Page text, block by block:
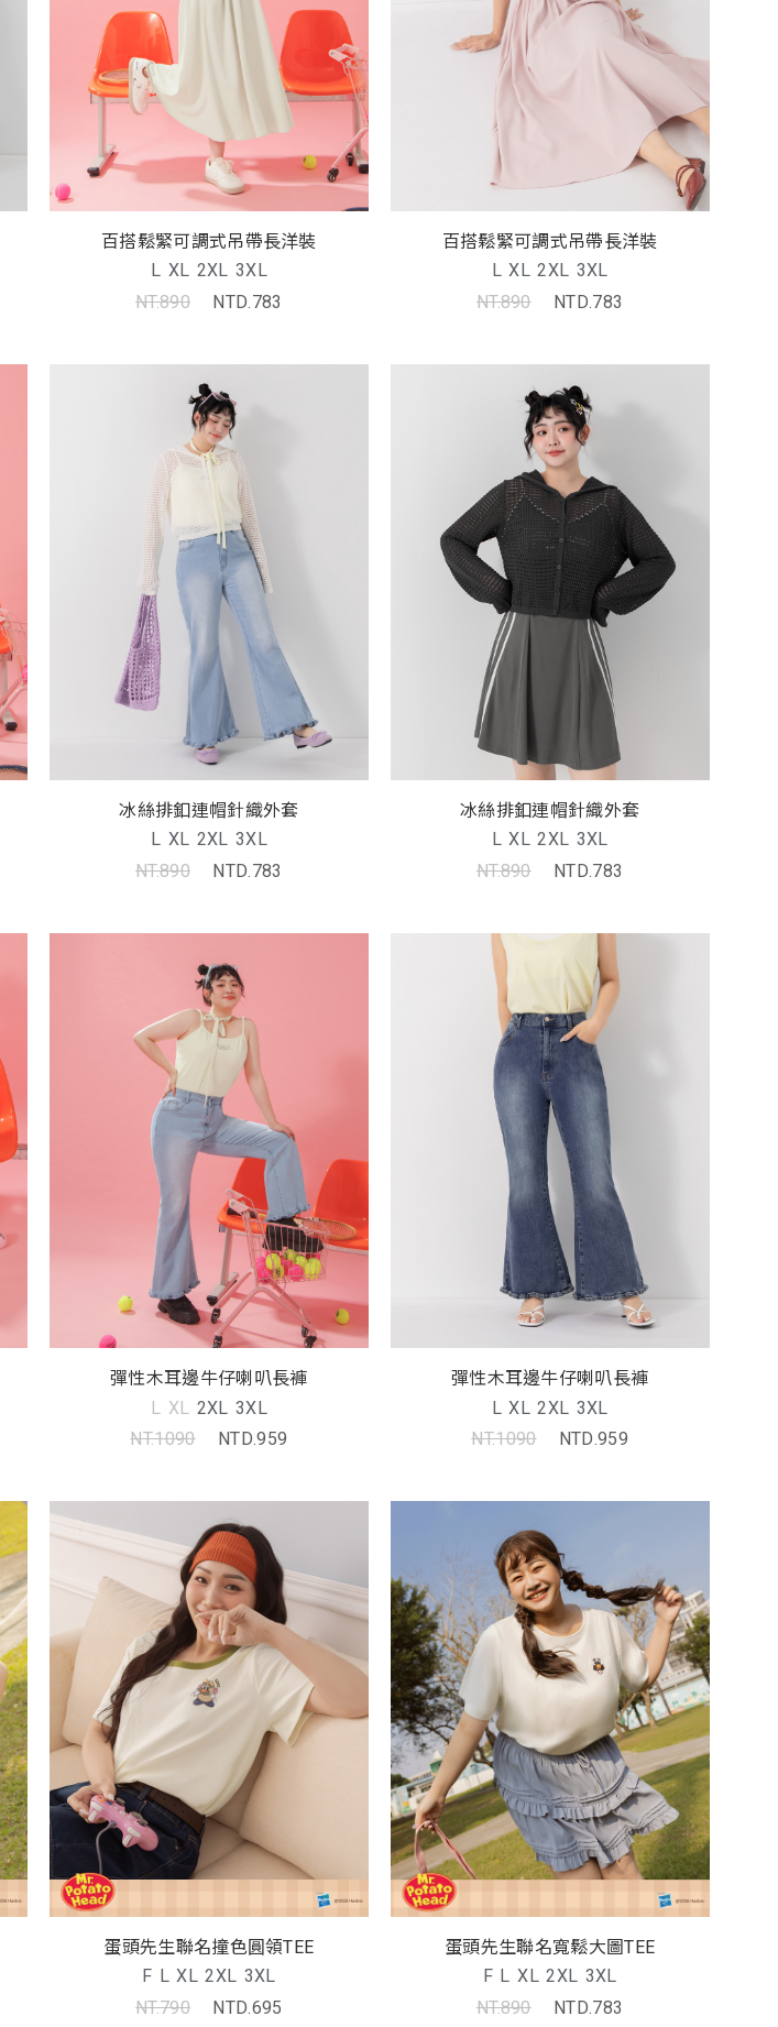
百搭鬆緊可調式吊帶長洋裝
L XL 2XL 3XL
NT.890
NTD.783
百搭鬆緊可調式吊帶長洋裝
L XL 2XL 3XL
NT.890
NTD.783
冰絲排釦連帽針織外套
L XL 2XL 3XL
NT.890
NTD.783
冰絲排釦連帽針織外套
L XL 2XL 3XL
NT.890
NTD.783
彈性木耳邊牛仔喇叭長褲
L XL 2XL 3XL
NT.1090
NTD.959
彈性木耳邊牛仔喇叭長褲
L XL 2XL 3XL
NT.1090
NTD.959
蛋頭先生聯名撞色圓領TEE
F L XL 2XL 3XL
NT.790
NTD.695
蛋頭先生聯名寬鬆大圖TEE
F L XL 2XL 3XL
NT.890
NTD.783